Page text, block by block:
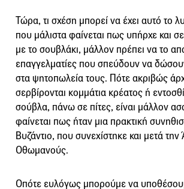
Τώρα, τι σχέση μπορεί να έχει αυτό το
που μάλιστα φαίνεται πως υπήρχε και
με το σουβλάκι, μάλλον πρέπει να το
επαγγελματίες που σπεύδουν να
στα ψητοπωλεία τους. Πότε ακριβώς
σερβίρονται κομμάτια κρέατος ή
σούβλα, πάνω σε πίτες, είναι μάλλον
φαίνεται πως ήταν μια πρακτική
Βυζάντιο, που συνεχίστηκε και μετά
Οθωμανούς.
Οπότε ευλόγως μπορούμε να